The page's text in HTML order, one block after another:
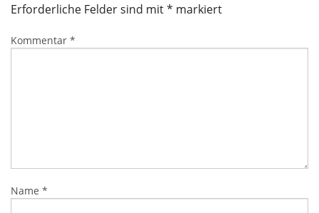
Erforderliche Felder sind mit* markiert
Kommentar *
Name *